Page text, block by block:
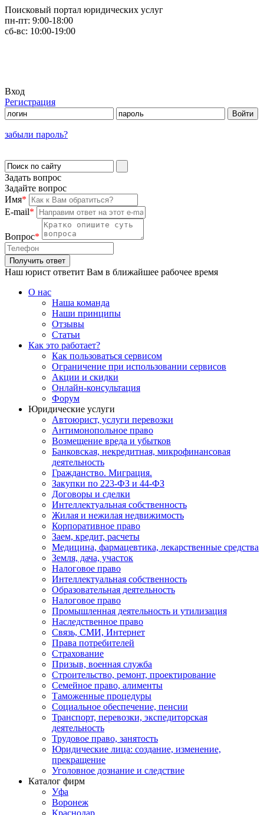
Поисковый портал юридических услуг
пн-пт: 9:00-18:00
сб-вс: 10:00-19:00
Вход
Регистрация
забыли пароль?
Задать вопрос
Задайте вопрос
Имя*
E-mail*
Вопрос*
Наш юрист ответит Вам в ближайшее рабочее время
О нас
Наша команда
Наши принципы
Отзывы
Статьи
Как это работает?
Как пользоваться сервисом
Ограничение при использовании сервисов
Акции и скидки
Онлайн-консультация
Форум
Юридические услуги
Автоюрист, услуги перевозки
Антимонопольное право
Возмещение вреда и убытков
Банковская, некредитная, микрофинансовая
деятельность
Гражданство. Миграция.
Закупки по 223-ФЗ и 44-ФЗ
Договоры и сделки
Интеллектуальная собственность
Жилая и нежилая недвижимость
Корпоративное право
Заем, кредит, расчеты
Медицина, фармацевтика, лекарственные средства
Земля, дача, участок
Налоговое право
Интеллектуальная собственность
Образовательная деятельность
Налоговое право
Промышленная деятельность и утилизация
Наследственное право
Связь, СМИ, Интернет
Права потребителей
Страхование
Призыв, военная служба
Строительство, ремонт, проектирование
Семейное право, алименты
Таможенные процедуры
Социальное обеспечение, пенсии
Транспорт, перевозки, экспедиторская
деятельность
Трудовое право, занятость
Юридические лица: создание, изменение,
прекращение
Уголовное дознание и следствие
Каталог фирм
Уфа
Воронеж
Краснодар